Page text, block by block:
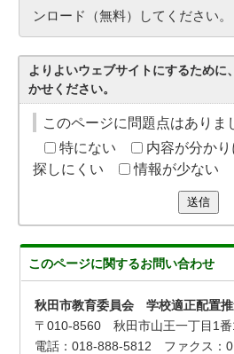
ンロード（無料）してください。
よりよいウェブサイトにするために
かせください。
このページに問題点はありま
特にない
内容が分か
探しにくい
情報が少ない
送信
このページに関するお問い合わせ
秋田市教育委員会 学校適正配置
〒010-8560 秋田市山王一丁目1
電話：018-888-5812 ファクス：